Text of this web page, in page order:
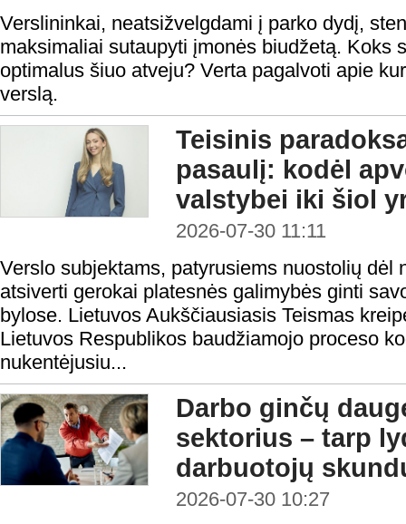
Verslininkai, neatsižvelgdami į parko dydį,
maksimaliai sutaupyti įmonės biudžetą. Koks
optimalus šiuo atveju? Verta pagalvoti apie
verslą.
Teisinis
pasaulį: kodėl
valstybei iki šiol
2026-07-30 11:11
Verslo subjektams, patyrusiems nuostolių dėl
atsiverti gerokai platesnės galimybės ginti
bylose. Lietuvos Aukščiausiasis Teismas
Lietuvos Respublikos baudžiamojo proceso
nukentėjusiu...
Darbo ginčų
sektorius – tarp
darbuotojų
2026-07-30 10:27